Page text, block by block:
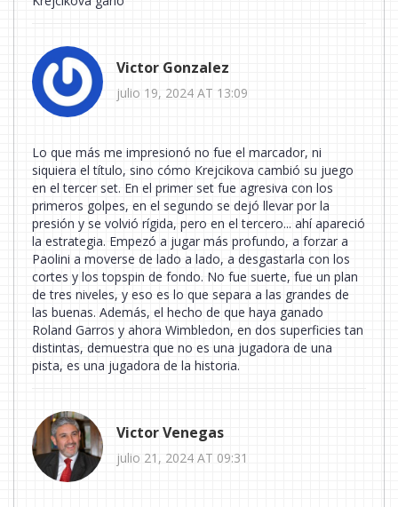
Victor Gonzalez
julio 19, 2024 AT 13:09
Lo que más me impresionó no fue el marcador, ni
siquiera el título, sino cómo Krejcikova cambió su juego
en el tercer set. En el primer set fue agresiva con los
primeros golpes, en el segundo se dejó llevar por la
presión y se volvió rígida, pero en el tercero... ahí apareció
la estrategia. Empezó a jugar más profundo, a forzar a
Paolini a moverse de lado a lado, a desgastarla con los
cortes y los topspin de fondo. No fue suerte, fue un plan
de tres niveles, y eso es lo que separa a las grandes de
las buenas. Además, el hecho de que haya ganado
Roland Garros y ahora Wimbledon, en dos superficies tan
distintas, demuestra que no es una jugadora de una
pista, es una jugadora de la historia.
Victor Venegas
julio 21, 2024 AT 09:31